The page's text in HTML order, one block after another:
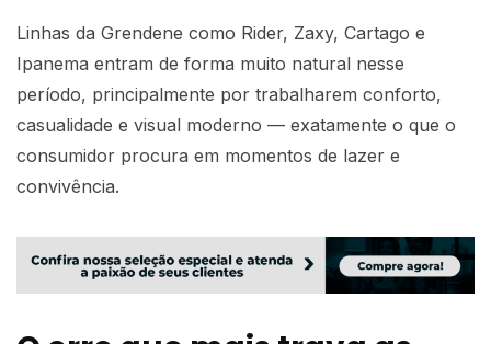
Linhas da Grendene como Rider, Zaxy, Cartago e
Ipanema entram de forma muito natural nesse
período, principalmente por trabalharem conforto,
casualidade e visual moderno — exatamente o que o
consumidor procura em momentos de lazer e
convivência.